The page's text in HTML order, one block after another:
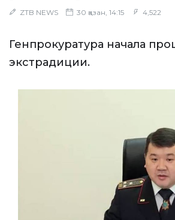
ZTB NEWS 30 қазан, 14:15 4,522
Генпрокуратура начала
экстрадиции.